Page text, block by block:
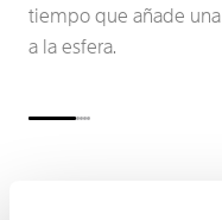
tiempo que añade
a la esfera.